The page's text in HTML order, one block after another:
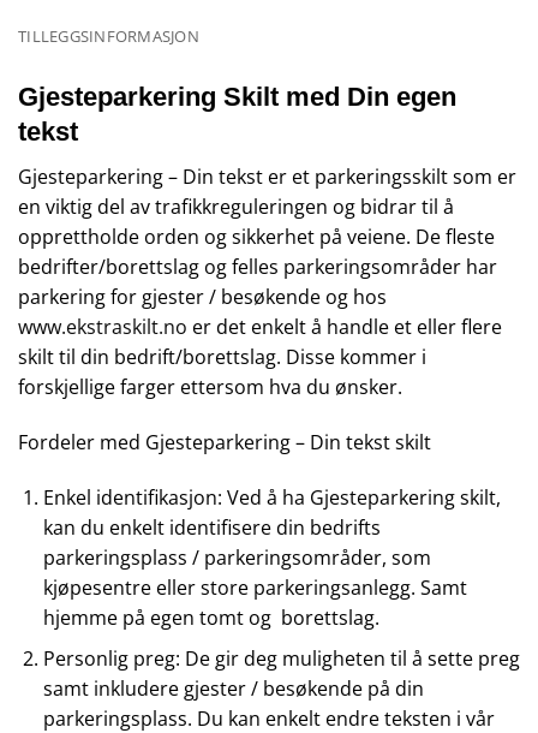
TILLEGGSINFORMASJON
Gjesteparkering Skilt med Din egen
tekst
Gjesteparkering – Din tekst er et parkeringsskilt som er
en viktig del av trafikkreguleringen og bidrar til å
opprettholde orden og sikkerhet på veiene. De fleste
bedrifter/borettslag og felles parkeringsområder har
parkering for gjester / besøkende og hos
www.ekstraskilt.no er det enkelt å handle et eller flere
skilt til din bedrift/borettslag. Disse kommer i
forskjellige farger ettersom hva du ønsker.
Fordeler med Gjesteparkering – Din tekst skilt
Enkel identifikasjon: Ved å ha Gjesteparkering skilt,
kan du enkelt identifisere din bedrifts
parkeringsplass / parkeringsområder, som
kjøpesentre eller store parkeringsanlegg. Samt
hjemme på egen tomt og borettslag.
Personlig preg: De gir deg muligheten til å sette preg
samt inkludere gjester / besøkende på din
parkeringsplass. Du kan enkelt endre teksten i vår